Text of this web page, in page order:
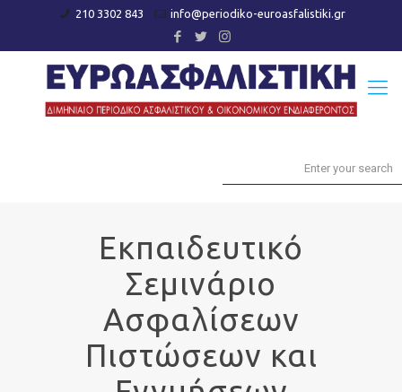
210 3302 843 info@periodiko-euroasfalistiki.gr
Εκπαιδευτικό
Σεμινάριο
Ασφαλίσεων
Πιστώσεων και